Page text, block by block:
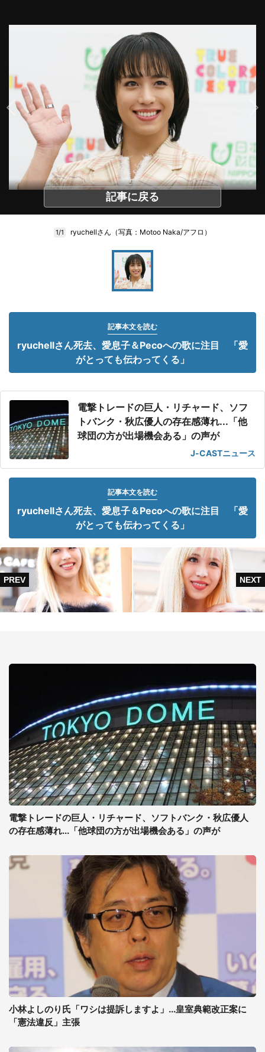
記事に戻る
1/1 ryuchellさん（写真：Motoo Naka/アフロ）
記事本文を読む
ryuchellさん死去、愛息子＆Pecoへの歌に注目 「愛
がとっても伝わってくる」
電撃トレードの巨人・リチャード、ソフ
トバンク・秋広優人の存在感薄れ...「他
球団の方が出場機会ある」の声が
J-CASTニュース
記事本文を読む
ryuchellさん死去、愛息子＆Pecoへの歌に注目 「愛
がとっても伝わってくる」
電撃トレードの巨人・リチャード、ソフトバンク・秋広優人
の存在感薄れ...「他球団の方が出場機会ある」の声が
小林よしのり氏「ワシは提訴しますよ」...皇室典範改正案に
「憲法違反」主張